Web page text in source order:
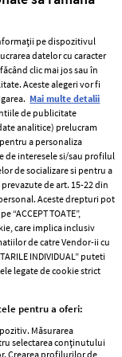
si conditii
cookies
pe dispozitivul
datelor cu caracter
clic mai jos sau în
Aceste alegeri vor fi
Mai multe detalii
de publicitate
analitice) prelucram
a personaliza
de interesele si/sau profilul
de socializare si pentru a
de art. 15-22 din
Aceste drepturi pot
“ACCEPT TOATE”,
care implica inclusiv
de catre Vendor-ii cu
INDIVIDUAL” puteti
legate de cookie strict
pentru a oferi:
Măsurarea
selectarea conținutului
Crearea profilurilor de